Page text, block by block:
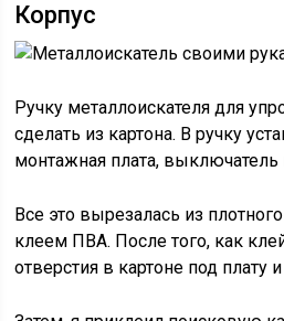
Корпус
Ручку металлоискателя для
сделать из картона. В ручку
монтажная плата, выключатель
Все это вырезалась из
клеем ПВА. После того, как
отверстия в картоне под плату